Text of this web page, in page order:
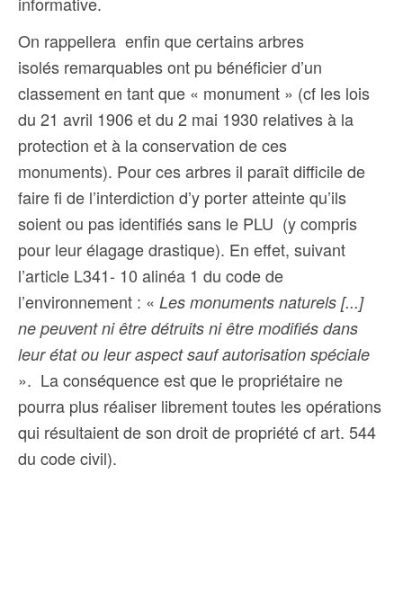
On rappellera enfin que certains arbres
isolés remarquables ont pu bénéficier d’un
classement en tant que « monument » (cf les lois
du 21 avril 1906 et du 2 mai 1930 relatives à la
protection et à la conservation de ces
monuments). Pour ces arbres il paraît difficile de
faire fi de l’interdiction d’y porter atteinte qu’ils
soient ou pas identifiés sans le PLU (y compris
pour leur élagage drastique). En effet, suivant
l’article L341- 10 alinéa 1 du code de
l’environnement : « Les monuments naturels [...]
ne peuvent ni être détruits ni être modifiés dans
leur état ou leur aspect sauf autorisation spéciale
». La conséquence est que le propriétaire ne
pourra plus réaliser librement toutes les opérations
qui résultaient de son droit de propriété cf art. 544
du code civil).